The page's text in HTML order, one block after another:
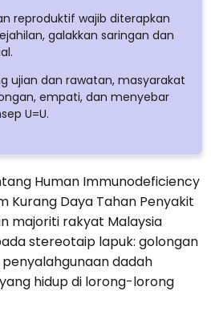
reproduktif wajib diterapkan
galakkan saringan dan
ujian dan rawatan, masyarakat
empati, dan menyebar
U=U.
Human Immunodeficiency
Kurang Daya Tahan Penyakit
majoriti rakyat Malaysia
stereotaip lapuk: golongan
dadah
hidup di lorong-lorong